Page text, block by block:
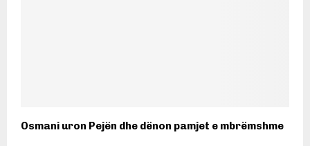
Osmani uron Pejën dhe dënon pamjet e mbrëmshme